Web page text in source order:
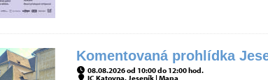
Komentovaná prohlídka
08.08.2026 od 10:00 do 12:00 hod.
IC Katovna, Jeseník |Mapa